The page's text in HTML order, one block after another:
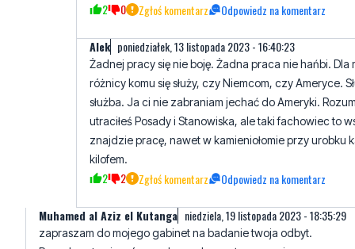
2 0 Zgłoś komentarz Odpowiedz na komentarz
AIek poniedziałek, 13 listopada 2023 - 16:40:23
Żadnej pracy się nie boję. Żadna praca nie hańbi. Dla
różnicy komu się służy, czy Niemcom, czy Ameryce.
służba. Ja ci nie zabraniam jechać do Ameryki.
utraciłeś Posady i Stanowiska, ale taki fachowiec to
znajdzie pracę, nawet w kamieniołomie przy urobku
kilofem.
2 2 Zgłoś komentarz Odpowiedz na komentarz
Muhamed al Aziz el Kutanga niedziela, 19 listopada 2023 - 18:35:29
zapraszam do mojego gabinet na badanie twoja odbyt.